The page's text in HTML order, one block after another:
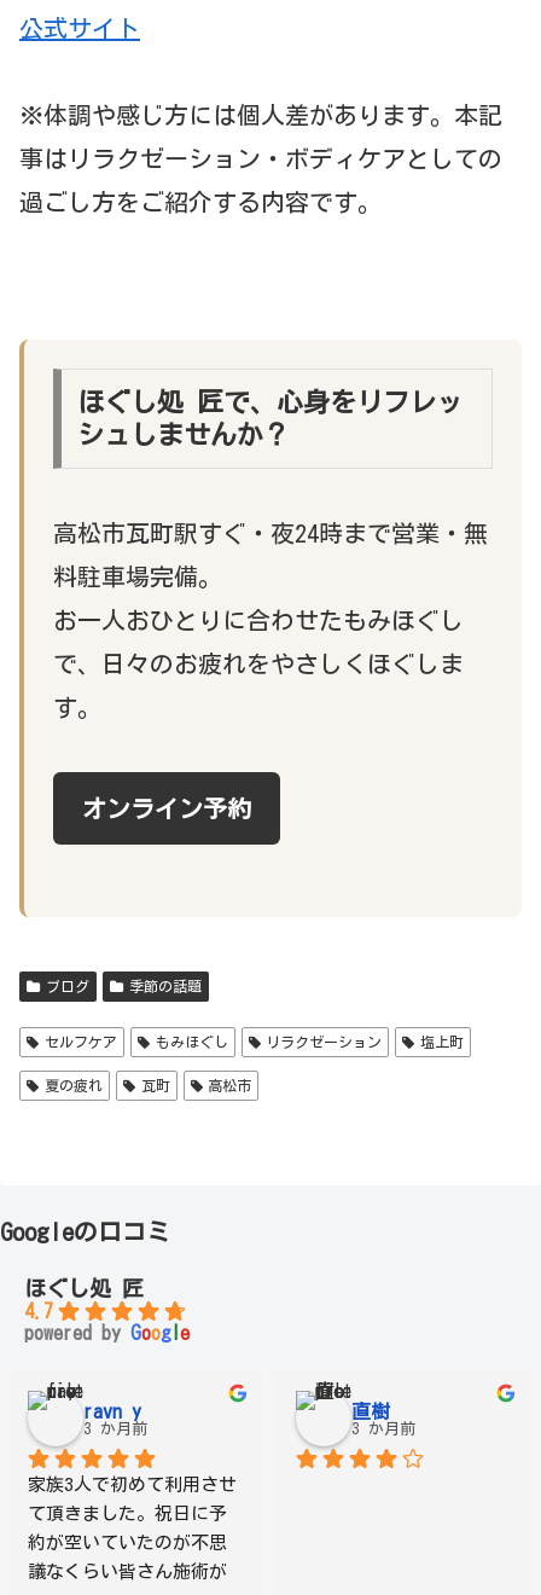
公式サイト
※体調や感じ方には個人差があります。本記
事はリラクゼーション・ボディケアとしての
過ごし方をご紹介する内容です。
ほぐし処 匠で、心身をリフレッ
シュしませんか？
高松市瓦町駅すぐ・夜24時まで営業・無
料駐車場完備。
お一人おひとりに合わせたもみほぐし
で、日々のお疲れをやさしくほぐしま
す。
オンライン予約
ブログ 季節の話題
セルフケア もみほぐし リラクゼーション 塩上町
夏の疲れ 瓦町 高松市
Googleの口コミ
ほぐし処 匠
4.7
powered by Googl e
ravn y
3 か月前
家族3人で初めて利用させ
て頂きました。祝日に予
約が空いていたのが不思
議なくらい皆さん施術が
直樹
3 か月前